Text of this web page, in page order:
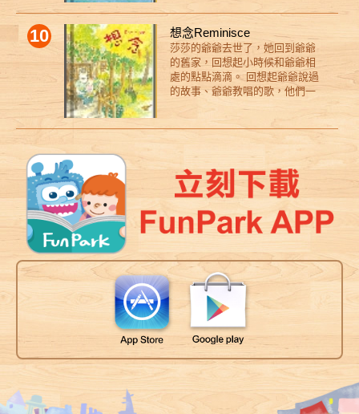
各過各的日子，或許大家都能變
創意與幽默的計畫即將展開，這
場奇特的典禮，究竟會帶來怎樣
的結局呢？
快快長大，卻也慢慢意識到，長
大是趟不斷經歷失去的單行道。
期待《小山羌與小樹葉》這本
書，能帶給那些，在長大旅程
中，不小心迷失方向、笨拙地承
受著生命中友情、親情及各種離
別；不知道怎麼面對這些傷口與
失落的孩子們(大人們)，帶來更多
發現這個版本歡樂溫馨多了，還
外加可以認識幾種臺灣的野生動
物。」──科普作家張東君誠摯推
源源不絕的勇氣來面對生活裡的
下一刻。對一個孩子來說，要學
跳水是個大工程，但把多的一根
棒棒糖省下來在明天享用，也是
一項勇敢的掙扎！對一個大人來
說，見義勇為當然值得表揚，但
忍著一個超級笑話不笑，而先把
正事辦完，也是勇氣一樁……
10 想念Reminisce
莎莎的爺爺去世了，她回到爺爺
的舊家，回想起小時候和爺爺相
處的點點滴滴。 回想起爺爺說過
的故事、爺爺教唱的歌，他們一
起爬樹、盪鞦韆，過往的經歷美
好又溫馨。在想念當中，莎莎也
和自己的童年相遇，她好像陡然
地長大了，慢慢體悟生命的呈現
有多種的樣貌，而透過與親愛爺
爺的悄悄話─吹樹葉笛子，重新與
逝去的爺爺連結情感。 一本充滿
溫柔的文字與詩意的圖畫，展現
大自然的生命之門，也聆聽到最
自然的生命之歌。